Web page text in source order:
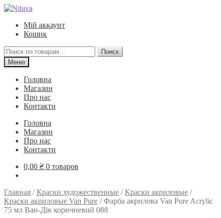
Перейти
навигации
Перейти
содержимому
Мій аккаунт
Кошик
Искать:
Поиск
Меню
Головна
Магазин
Про нас
Контакти
Головна
Магазин
Про нас
Контакти
0,00 ₴ 0 товаров
Главная /Краски художественные /Краски акриловые /
Краски акриловые Van Pure /Фарба акрилова Van Pure Acrylic
75 мл Ван-Дік коричневий 088